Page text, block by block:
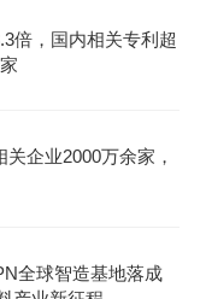
倍，国内相关专利超
企业2000万余家，
全球智造基地落成